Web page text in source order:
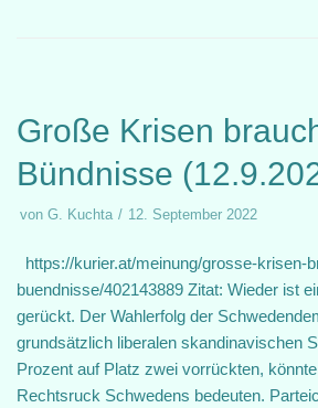
Große Krisen
Bündnisse
von G. Kuchta 12. September 2022
https://kurier.at/meinung/grosse-krisen-
buendnisse/402143889 Zitat: Wieder ist
gerückt. Der Wahlerfolg der
grundsätzlich liberalen skandinavischen
Prozent auf Platz zwei vorrückten,
Rechtsruck Schwedens bedeuten.